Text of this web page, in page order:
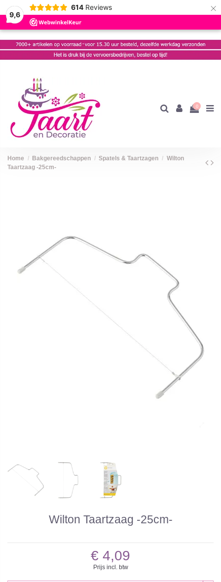
9,6
614 Reviews ×
0
Home Bakgereedschappen Spatels & Taartzagen
Wilton
Taartzaag -25cm-
Wilton Taartzaag -25cm-
€ 4,09
Prijs incl. btw